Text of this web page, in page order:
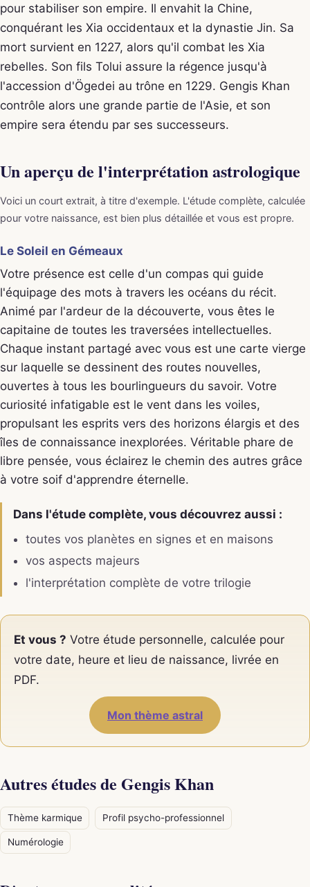
pour stabiliser son empire. Il envahit la Chine,
conquérant les Xia occidentaux et la dynastie Jin. Sa
mort survient en 1227, alors qu'il combat les Xia
rebelles. Son fils Tolui assure la régence jusqu'à
l'accession d'Ögedei au trône en 1229. Gengis Khan
contrôle alors une grande partie de l'Asie, et son
empire sera étendu par ses successeurs.
Un aperçu de l'interprétation astrologique
Voici un court extrait, à titre d'exemple. L'étude complète, calculée
pour votre naissance, est bien plus détaillée et vous est propre.
Le Soleil en Gémeaux
Votre présence est celle d'un compas qui guide
l'équipage des mots à travers les océans du récit.
Animé par l'ardeur de la découverte, vous êtes le
capitaine de toutes les traversées intellectuelles.
Chaque instant partagé avec vous est une carte vierge
sur laquelle se dessinent des routes nouvelles,
ouvertes à tous les bourlingueurs du savoir. Votre
curiosité infatigable est le vent dans les voiles,
propulsant les esprits vers des horizons élargis et des
îles de connaissance inexplorées. Véritable phare de
libre pensée, vous éclairez le chemin des autres grâce
à votre soif d'apprendre éternelle.
Dans l'étude complète, vous découvrez aussi :
toutes vos planètes en signes et en maisons
vos aspects majeurs
l'interprétation complète de votre trilogie
Et vous ? Votre étude personnelle, calculée pour
votre date, heure et lieu de naissance, livrée en
PDF.
Mon thème astral
Autres études de Gengis Khan
Thème karmique Profil psycho-professionnel
Numérologie